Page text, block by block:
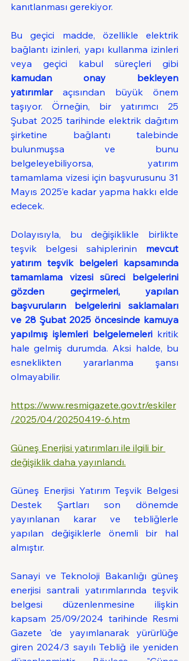
kanıtlanması gerekiyor.
Bu geçici madde, özellikle elektrik
bağlantı izinleri, yapı kullanma izinleri
kamudan onay bekleyen
yatırımlar açısından büyük önem
taşıyor. Örneğin, bir yatırımcı 25
Şubat 2025 tarihinde elektrik dağıtım
şirketine bağlantı talebinde
bulunmuşsa ve bunu
belgeleyebiliyorsa, yatırım
tamamlama vizesi için başvurusunu 31
Mayıs 2025’e kadar yapma hakkı elde
edecek.
Dolayısıyla, bu değişiklikle birlikte
teşvik belgesi sahiplerinin mevcut
yatırım teşvik belgeleri kapsamında
tamamlama vizesi süreci belgelerini
gözden geçirmeleri, yapılan
başvuruların belgelerini saklamaları
ve 28 Şubat 2025 öncesinde kamuya
yapılmış işlemleri belgelemeleri kritik
hale gelmiş durumda. Aksi halde, bu
esneklikten yararlanma şansı
olmayabilir.
https://www.resmigazete.gov.tr/eskiler
/2025/04/20250419-6.htm
Güneş Enerjisi yatırımları ile ilgili bir
değişiklik daha yayınlandı.
Güneş Enerjisi Yatırım Teşvik Belgesi
Destek Şartları son dönemde
yayınlanan karar ve tebliğlerle
yapılan değişiklerle önemli bir hal
almıştır.
Sanayi ve Teknoloji Bakanlığı güneş
enerjisi santrali yatırımlarında teşvik
belgesi düzenlenmesine ilişkin
kapsam 25/09/2024 tarihinde Resmi
Gazete 'de yayımlanarak yürürlüğe
giren 2024/3 sayılı Tebliğ ile yeniden